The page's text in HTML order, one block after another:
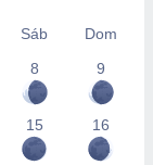
Sáb
Dom
8 9
15 16